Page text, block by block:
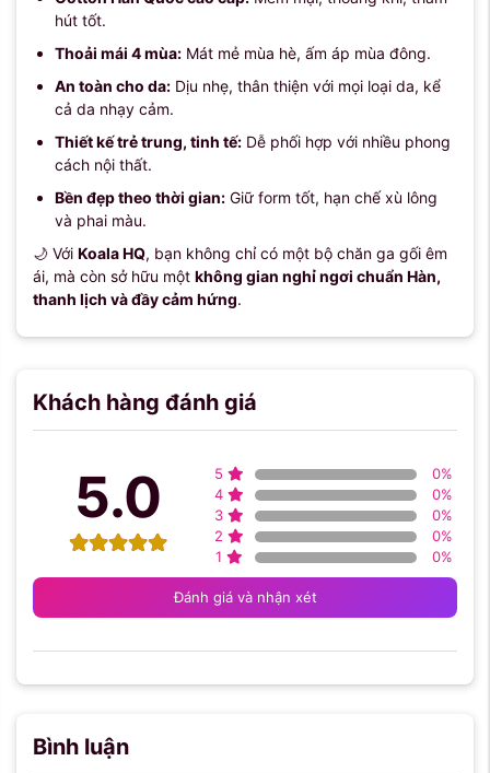
hút tốt.
Thoải mái 4 mùa: Mát mẻ mùa hè, ấm áp mùa đông.
An toàn cho da: Dịu nhẹ, thân thiện với mọi loại da, kể
cả da nhạy cảm.
Thiết kế trẻ trung, tinh tế: Dễ phối hợp với nhiều phong
cách nội thất.
Bền đẹp theo thời gian: Giữ form tốt, hạn chế xù lông
và phai màu.
🌙 Với Koala HQ, bạn không chỉ có một bộ chăn ga gối êm
ái, mà còn sở hữu một không gian nghỉ ngơi chuẩn Hàn,
thanh lịch và đầy cảm hứng.
Khách hàng đánh giá
5.0 5 0%
4
0%
3
0%
2
0%
1
0%
Đánh giá và nhận xét
Bình luận